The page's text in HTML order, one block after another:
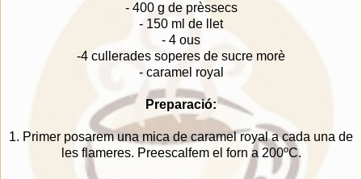
- 400 g de prèssecs
- 150 ml de llet
- 4 ous
-4 cullerades soperes de sucre morè
- caramel royal
Preparació:
1. Primer posarem una mica de caramel royal a cada una de
les flameres. Preescalfem el forn a 200ºC.